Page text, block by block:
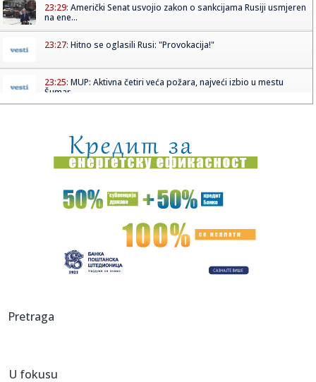
23:29: Američki Senat usvojio zakon o sankcijama Rusiji usmjeren
na ene...
23:27: Hitno se oglasili Rusi: "Provokacija!"
23:25: MUP: Aktivna četiri veća požara, najveći izbio u mestu
Šumar...
23:22:KAKVA PORUKA PRED NASTAVAK SEZONE: Srbija nadigrala
Rusiju posle ...
23:21:Nestao nakit vrijedan 10.000 evra: Snimak otkrio krajnje
neobičn...
Krvoproliće u Gracu: Turčin izbo muškarca iz BiH i još
23:21:Španija od subote uvodi kontrole za putnike iz Italije: Evo
Minhenu
Pretraga
U fokusu